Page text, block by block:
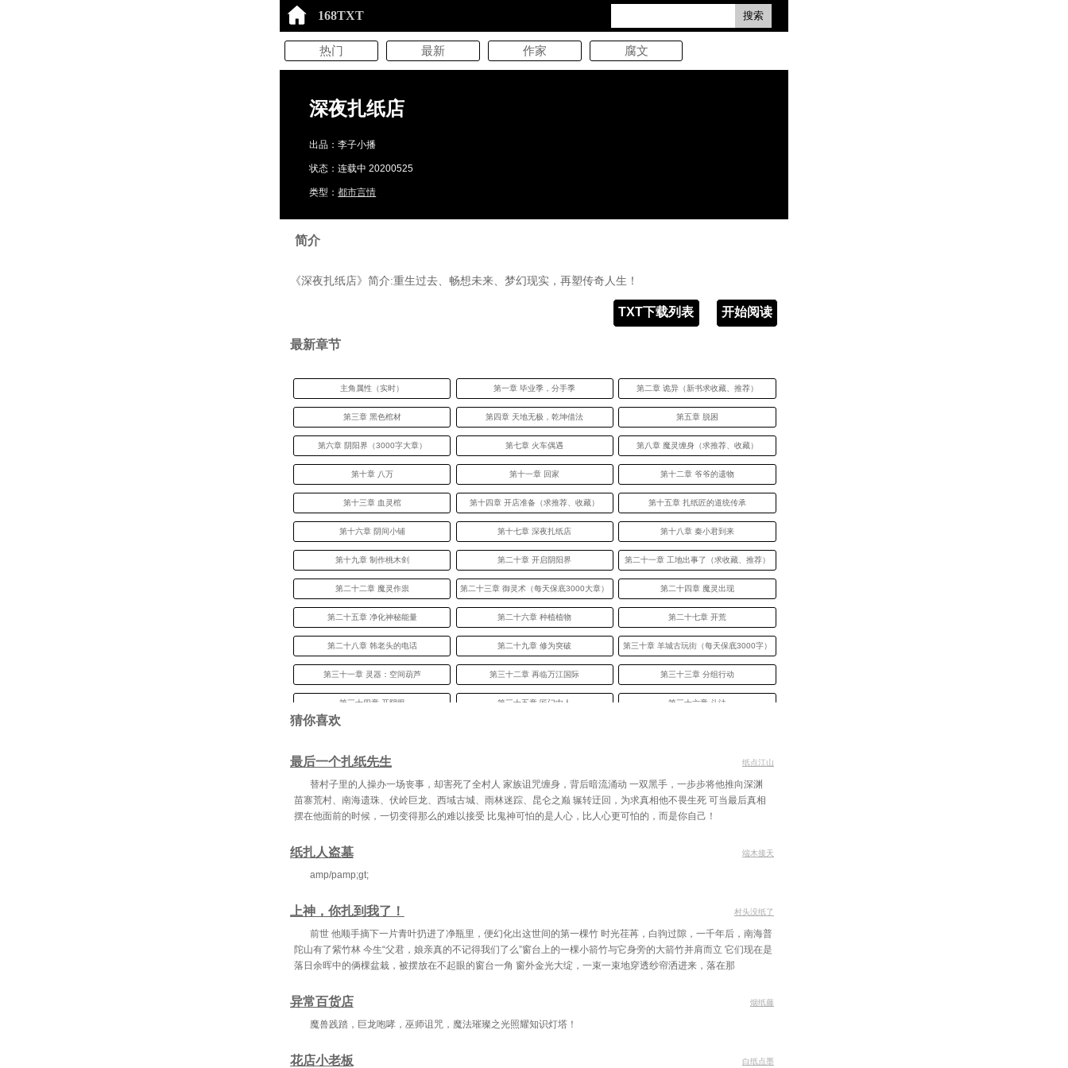
168TXT 搜索
热门 最新 作家 腐文
深夜扎纸店
出品：李子小播
状态：连载中 20200525
类型：都市言情
简介
《深夜扎纸店》简介:重生过去、畅想未来、梦幻现实，再塑传奇人生！
开始阅读
TXT下载列表
最新章节
主角属性（实时） 第一章 毕业季，分手季 第二章 诡异（新书求收藏、推荐）
第三章 黑色棺材 第四章 天地无极，乾坤借法 第五章 脱困
第六章 阴阳界（3000字大章） 第七章 火车偶遇 第八章 魔灵缠身（求推荐、收藏）
第十章 八万 第十一章 回家 第十二章 爷爷的遗物
第十三章 血灵棺 第十四章 开店准备（求推荐、收藏） 第十五章 扎纸匠的道统传承
第十六章 阴间小铺 第十七章 深夜扎纸店 第十八章 秦小君到来
第十九章 制作桃木剑 第二十章 开启阴阳界 第二十一章 工地出事了（求收藏、推荐）
第二十二章 魔灵作祟 第二十三章 御灵术（每天保底3000大章） 第二十四章 魔灵出现
第二十五章 净化神秘能量 第二十六章 种植植物 第二十七章 开荒
第二十八章 韩老头的电话 第二十九章 修为突破 第三十章 羊城古玩街（每天保底3000字）
第三十一章 灵器：空间葫芦 第三十二章 再临万江国际 第三十三章 分组行动
第三十四章 开阴眼 第三十五章 匠门中人 第三十六章 斗法
第四十章 阴阳八卦图的妙用
第四十三章 安全区外的黑影 第四十四章 非凡铁匠铺 第四十五章 千锤百炼
第四十六章 御剑术 第四十七章 黄老 第四十八章 黄家的邀请
第四十九章 福缘
第五十二章 印法传承：狮子印
第五十五章 诡异现象
第五十七章 赵倩的变化（加更，求推荐、收藏） 第五十八章 阵法 第五十九章 黑袍人再现
第六十章 购买鱼苗 第六十二章 黄凝儿到来
猜你喜欢
最后一个扎纸先生 纸点江山
替村子里的人操办一场丧事，却害死了全村人 家族诅咒缠身，背后暗流涌动 一双黑手，一步步将他推向深渊
苗寨荒村、南海遗珠、伏岭巨龙、西域古城、雨林迷踪、昆仑之巅 辗转迂回，为求真相他不畏生死 可当最后真相
摆在他面前的时候，一切变得那么的难以接受 比鬼神可怕的是人心，比人心更可怕的，而是你自己！
纸扎人盗墓 端木接天
amp/pamp;gt;
上神，你扎到我了！ 村头没纸了
前世 他顺手摘下一片青叶扔进了净瓶里，便幻化出这世间的第一棵竹 时光荏苒，白驹过隙，一千年后，南海普
陀山有了紫竹林 今生“父君，娘亲真的不记得我们了么”窗台上的一棵小箭竹与它身旁的大箭竹并肩而立 它们现在是
落日余晖中的俩棵盆栽，被摆放在不起眼的窗台一角 窗外金光大绽，一束一束地穿透纱帘洒进来，落在那
异常百货店 烟纸藤
魔兽践踏，巨龙咆哮，巫师诅咒，魔法璀璨之光照耀知识灯塔！
花店小老板 白纸点墨